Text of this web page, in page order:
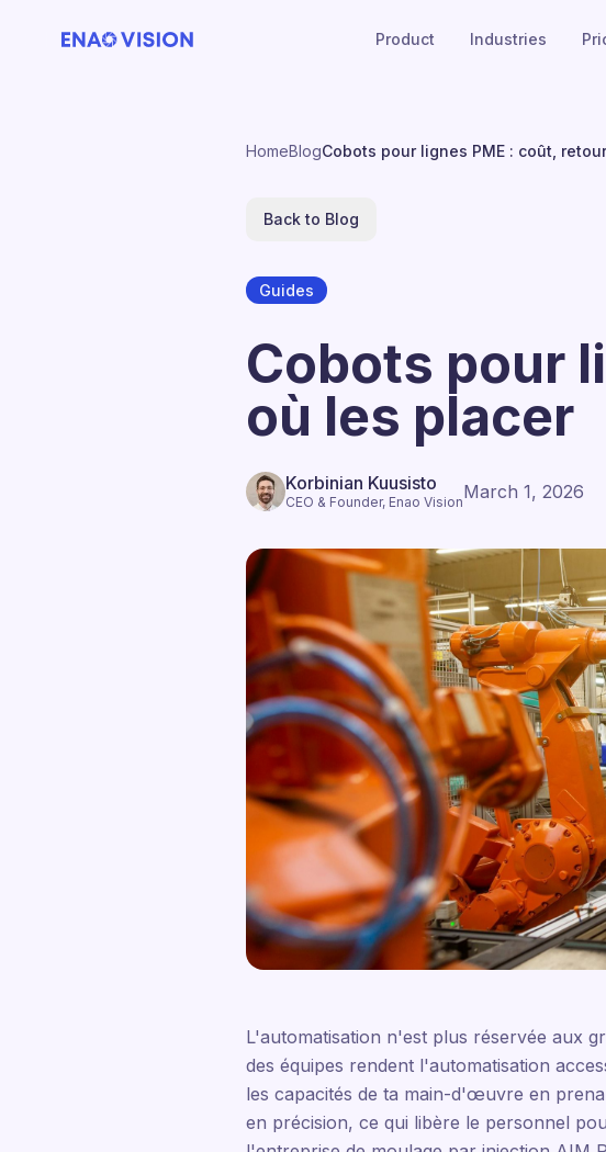
Product Industries
HomeBlogCobots pour lignes PME : coût,
Back to Blog
Guides
Cobots pour
où les placer
Korbinian Kuusisto
CEO & Founder, Enao VisionMarch 1, 2026
L'automatisation n'est plus réservée aux
des équipes rendent l'automatisation
les capacités de ta main-d'œuvre en
en précision, ce qui libère le personnel